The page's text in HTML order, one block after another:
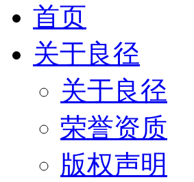
首页
关于良径
关于良径
荣誉资质
版权声明